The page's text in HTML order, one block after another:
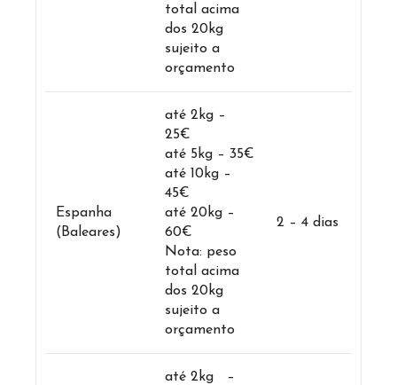
total acima
dos 20kg
sujeito a
orçamento
Espanha
(Baleares)
até 2kg –
25€
até 5kg – 35€
até 10kg –
45€
até 20kg –
60€
Nota: peso
total acima
dos 20kg
sujeito a
orçamento
2 – 4 dias
até 2kg –